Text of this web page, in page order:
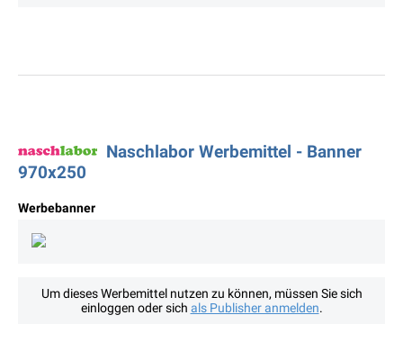
Naschlabor Werbemittel - Banner
970x250
Werbebanner
Um dieses Werbemittel nutzen zu können, müssen Sie sich
einloggen oder sich als Publisher anmelden.